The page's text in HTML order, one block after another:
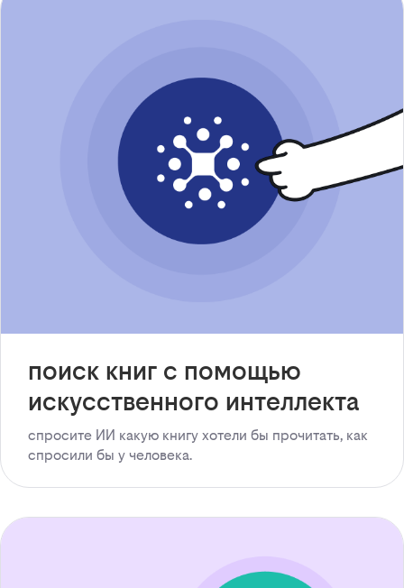
поиск книг с помощью
искусственного интеллекта
спросите ИИ какую книгу хотели бы прочитать, как
спросили бы у человека.